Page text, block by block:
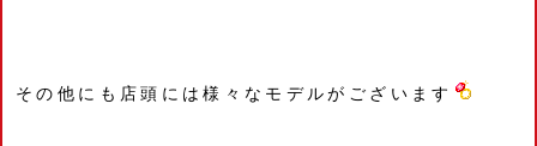
その他にも店頭には様々なモデルがございます